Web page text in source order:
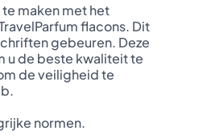
maken met het
flacons. Dit
gebeuren. Deze
u de beste kwaliteit te
de veiligheid te
normen.